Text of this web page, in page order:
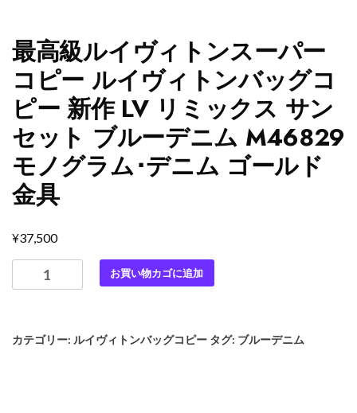
最高級ルイヴィトンスーパー
コピー ルイヴィトンバッグコ
ピー 新作 LV リミックス サン
セット ブルーデニム M46829
モノグラム･デニム ゴールド
金具
¥37,500
高
イ
お買い物カゴに追加
カテゴリー: ルイヴィトンバッグコピー タグ: ブルーデニム